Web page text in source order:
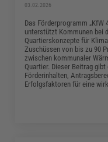
03.02.2026
Das Förderprogramm „KfW
unterstützt Kommunen bei
Quartierskonzepte für
Zuschüssen von bis zu 90
zwischen kommunaler
Quartier. Dieser Beitrag
Förderinhalten,
Erfolgsfaktoren für eine